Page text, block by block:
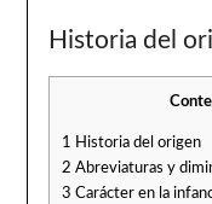
Historia del
1 Historia del origen
2 Abreviaturas y
3 Carácter en la